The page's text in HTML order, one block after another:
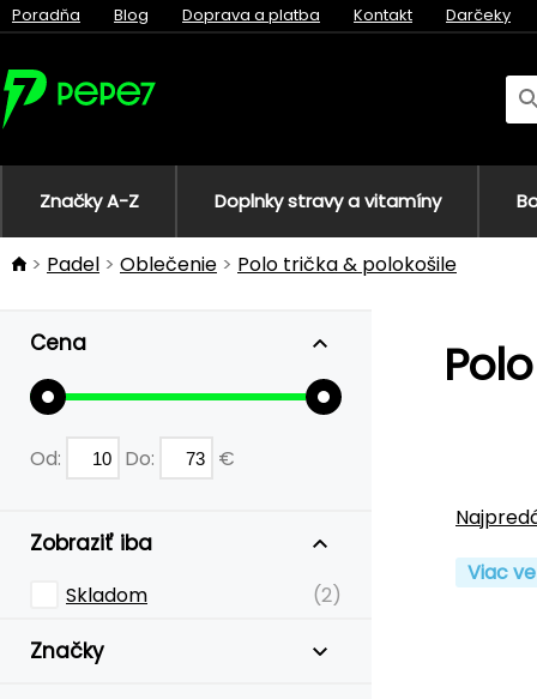
Poradňa Blog Doprava a platba Kontakt Darčeky
Značky A-Z Doplnky stravy a vitamíny
Padel Oblečenie Polo trička & polokošile
Cena
Od: Do: €
Zobraziť iba
Skladom (2)
Značky
Viac